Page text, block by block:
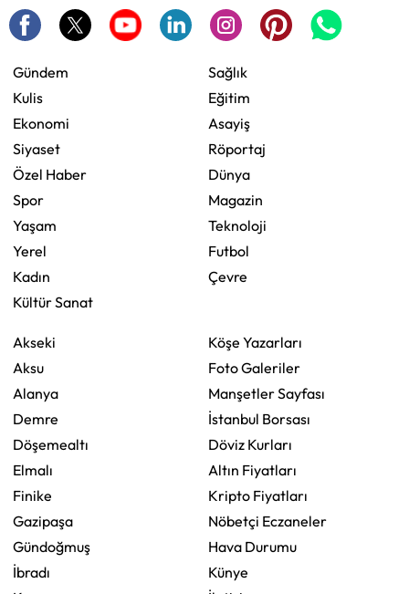
Gündem
Kulis
Ekonomi
Siyaset
Özel Haber
Spor
Yaşam
Yerel
Kadın
Kültür Sanat
Sağlık
Eğitim
Asayiş
Röportaj
Dünya
Magazin
Teknoloji
Futbol
Çevre
Akseki
Aksu
Alanya
Demre
Döşemealtı
Elmalı
Finike
Gazipaşa
Gündoğmuş
İbradı
Köşe Yazarları
Foto Galeriler
Manşetler Sayfası
İstanbul Borsası
Döviz Kurları
Altın Fiyatları
Kripto Fiyatları
Nöbetçi Eczaneler
Hava Durumu
Künye